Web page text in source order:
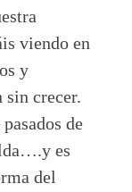
viendo en
y
sin crecer.
de
es
del